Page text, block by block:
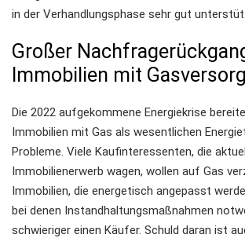
in der Verhandlungsphase sehr gut
Großer
Immobilien mit
Die 2022 aufgekommene Energiekrise
Immobilien mit Gas als wesentlichen
Probleme. Viele Kaufinteressenten, die
Immobilienerwerb wagen, wollen auf Gas
Immobilien, die energetisch angepasst
bei denen Instandhaltungsmaßnahmen
schwieriger einen Käufer. Schuld daran ist